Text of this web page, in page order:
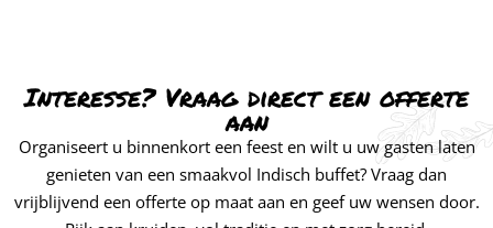
Interesse? Vraag direct een offerte
aan
Organiseert u binnenkort een feest en wilt u uw gasten laten
genieten van een smaakvol Indisch buffet? Vraag dan
vrijblijvend een offerte op maat aan en geef uw wensen door.